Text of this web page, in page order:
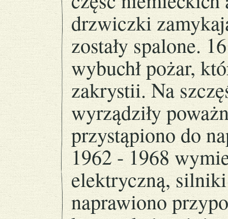
drzwiczki
zostały spalone.
wybuchł pożar,
zakrystii. Na
wyrządziły
przystąpiono do
1962 - 1968
elektryczną,
naprawiono